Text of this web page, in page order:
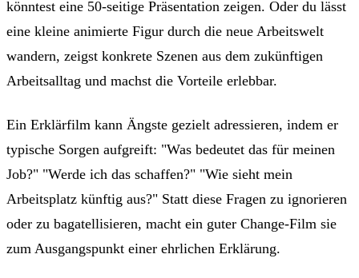
könntest eine 50-seitige Präsentation zeigen. Oder du lässt
eine kleine animierte Figur durch die neue Arbeitswelt
wandern, zeigst konkrete Szenen aus dem zukünftigen
Arbeitsalltag und machst die Vorteile erlebbar.
Ein Erklärfilm kann Ängste gezielt adressieren, indem er
typische Sorgen aufgreift: "Was bedeutet das für meinen
Job?" "Werde ich das schaffen?" "Wie sieht mein
Arbeitsplatz künftig aus?" Statt diese Fragen zu ignorieren
oder zu bagatellisieren, macht ein guter Change-Film sie
zum Ausgangspunkt einer ehrlichen Erklärung.